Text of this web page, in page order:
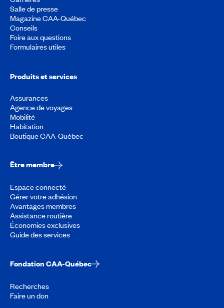
Salle de presse
Magazine CAA-Québec
Conseils
Foire aux questions
Formulaires utiles
Produits et services
Assurances
Agence de voyages
Mobilité
Habitation
Boutique CAA-Québec
Être membre
Espace connecté
Gérer votre adhésion
Avantages membres
Assistance routière
Économies exclusives
Guide des services
Fondation CAA-Québec
Recherches
Faire un don